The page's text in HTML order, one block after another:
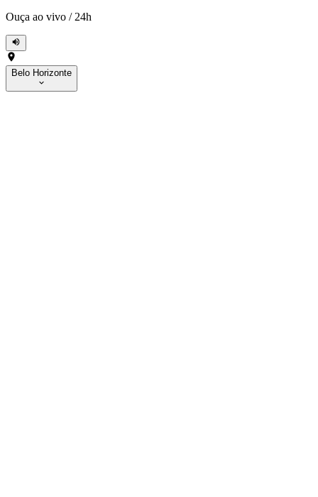
Ouça ao vivo / 24h
Belo Horizonte